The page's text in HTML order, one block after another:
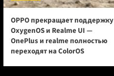
OPPO прекращает поддержку
OxygenOS и Realme UI —
OnePlus и realme полностью
переходят на ColorOS